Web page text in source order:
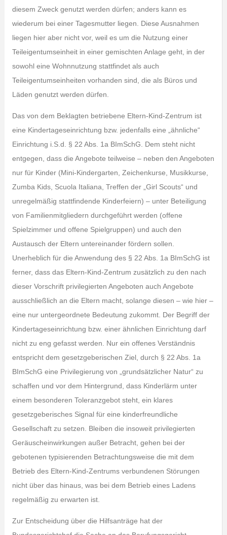
diesem Zweck genutzt werden dürfen; anders kann es
wiederum bei einer Tagesmutter liegen. Diese Ausnahmen
liegen hier aber nicht vor, weil es um die Nutzung einer
Teileigentumseinheit in einer gemischten Anlage geht, in der
sowohl eine Wohnnutzung stattfindet als auch
Teileigentumseinheiten vorhanden sind, die als Büros und
Läden genutzt werden dürfen.
Das von dem Beklagten betriebene Eltern-Kind-Zentrum ist
eine Kindertageseinrichtung bzw. jedenfalls eine „ähnliche“
Einrichtung i.S.d. § 22 Abs. 1a BImSchG. Dem steht nicht
entgegen, dass die Angebote teilweise – neben den Angeboten
nur für Kinder (Mini-Kindergarten, Zeichenkurse, Musikkurse,
Zumba Kids, Scuola Italiana, Treffen der „Girl Scouts“ und
unregelmäßig stattfindende Kinderfeiern) – unter Beteiligung
von Familienmitgliedern durchgeführt werden (offene
Spielzimmer und offene Spielgruppen) und auch den
Austausch der Eltern untereinander fördern sollen.
Unerheblich für die Anwendung des § 22 Abs. 1a BImSchG ist
ferner, dass das Eltern-Kind-Zentrum zusätzlich zu den nach
dieser Vorschrift privilegierten Angeboten auch Angebote
ausschließlich an die Eltern macht, solange diesen – wie hier –
eine nur untergeordnete Bedeutung zukommt. Der Begriff der
Kindertageseinrichtung bzw. einer ähnlichen Einrichtung darf
nicht zu eng gefasst werden. Nur ein offenes Verständnis
entspricht dem gesetzgeberischen Ziel, durch § 22 Abs. 1a
BImSchG eine Privilegierung von „grundsätzlicher Natur“ zu
schaffen und vor dem Hintergrund, dass Kinderlärm unter
einem besonderen Toleranzgebot steht, ein klares
gesetzgeberisches Signal für eine kinderfreundliche
Gesellschaft zu setzen. Bleiben die insoweit privilegierten
Geräuscheinwirkungen außer Betracht, gehen bei der
gebotenen typisierenden Betrachtungsweise die mit dem
Betrieb des Eltern-Kind-Zentrums verbundenen Störungen
nicht über das hinaus, was bei dem Betrieb eines Ladens
regelmäßig zu erwarten ist.
Zur Entscheidung über die Hilfsanträge hat der